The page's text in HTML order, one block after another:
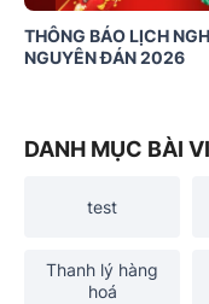
THÔNG BÁO LỊCH
NGUYÊN ĐÁN 2026
DANH MỤC BÀI
test
Thanh lý hàng
hoá